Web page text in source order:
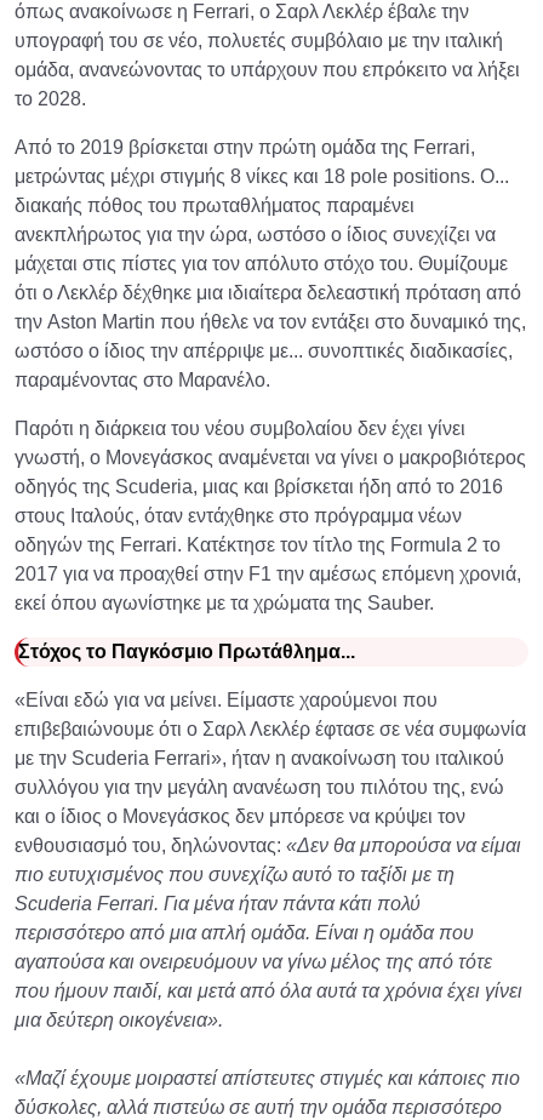
όπως ανακοίνωσε η Ferrari, ο Σαρλ Λεκλέρ έβαλε την
υπογραφή του σε νέο, πολυετές συμβόλαιο με την ιταλική
ομάδα, ανανεώνοντας το υπάρχουν που επρόκειτο να λήξει
το 2028.
Από το 2019 βρίσκεται στην πρώτη ομάδα της Ferrari,
μετρώντας μέχρι στιγμής 8 νίκες και 18 pole positions. Ο...
διακαής πόθος του πρωταθλήματος παραμένει
ανεκπλήρωτος για την ώρα, ωστόσο ο ίδιος συνεχίζει να
μάχεται στις πίστες για τον απόλυτο στόχο του. Θυμίζουμε
ότι ο Λεκλέρ δέχθηκε μια ιδιαίτερα δελεαστική πρόταση από
την Aston Martin που ήθελε να τον εντάξει στο δυναμικό της,
ωστόσο ο ίδιος την απέρριψε με... συνοπτικές διαδικασίες,
παραμένοντας στο Μαρανέλο.
Παρότι η διάρκεια του νέου συμβολαίου δεν έχει γίνει
γνωστή, ο Μονεγάσκος αναμένεται να γίνει ο μακροβιότερος
οδηγός της Scuderia, μιας και βρίσκεται ήδη από το 2016
στους Ιταλούς, όταν εντάχθηκε στο πρόγραμμα νέων
οδηγών της Ferrari. Κατέκτησε τον τίτλο της Formula 2 το
2017 για να προαχθεί στην F1 την αμέσως επόμενη χρονιά,
εκεί όπου αγωνίστηκε με τα χρώματα της Sauber.
Στόχος το Παγκόσμιο Πρωτάθλημα...
«Είναι εδώ για να μείνει. Είμαστε χαρούμενοι που
επιβεβαιώνουμε ότι ο Σαρλ Λεκλέρ έφτασε σε νέα συμφωνία
με την Scuderia Ferrari», ήταν η ανακοίνωση του ιταλικού
συλλόγου για την μεγάλη ανανέωση του πιλότου της, ενώ
και ο ίδιος ο Μονεγάσκος δεν μπόρεσε να κρύψει τον
ενθουσιασμό του, δηλώνοντας: «Δεν θα μπορούσα να είμαι
πιο ευτυχισμένος που συνεχίζω αυτό το ταξίδι με τη
Scuderia Ferrari. Για μένα ήταν πάντα κάτι πολύ
περισσότερο από μια απλή ομάδα. Είναι η ομάδα που
αγαπούσα και ονειρευόμουν να γίνω μέλος της από τότε
που ήμουν παιδί, και μετά από όλα αυτά τα χρόνια έχει γίνει
μια δεύτερη οικογένεια».
«Μαζί έχουμε μοιραστεί απίστευτες στιγμές και κάποιες πιο
δύσκολες, αλλά πιστεύω σε αυτή την ομάδα περισσότερο